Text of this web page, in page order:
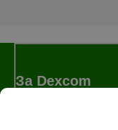
За Dexcom